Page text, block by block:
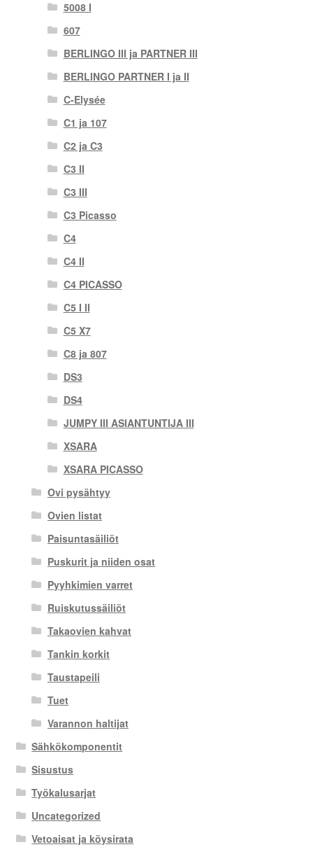
5008 I
607
BERLINGO III ja PARTNER III
BERLINGO PARTNER I ja II
C-Elysée
C1 ja 107
C2 ja C3
C3 II
C3 III
C3 Picasso
C4
C4 II
C4 PICASSO
C5 I II
C5 X7
C8 ja 807
DS3
DS4
JUMPY III ASIANTUNTIJA III
XSARA
XSARA PICASSO
Ovi pysähtyy
Ovien listat
Paisuntasäiliöt
Puskurit ja niiden osat
Pyyhkimien varret
Ruiskutussäiliöt
Takaovien kahvat
Tankin korkit
Taustapeili
Tuet
Varannon haltijat
Sähkökomponentit
Sisustus
Työkalusarjat
Uncategorized
Vetoaisat ja köysirata